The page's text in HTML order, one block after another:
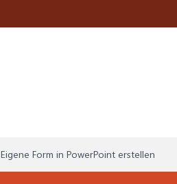
Eigene Form in PowerPoint erstellen